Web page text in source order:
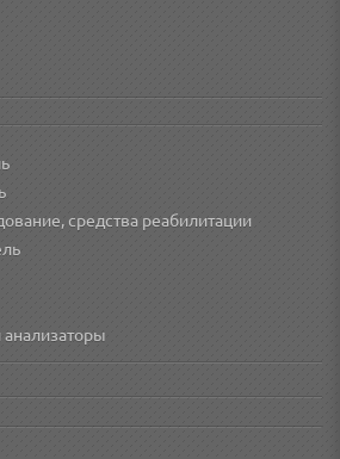
средства реабилитации